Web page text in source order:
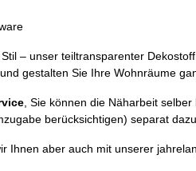
– unser teiltransparenter
gestalten Sie Ihre Wohnräume
, Sie können die Näharbeit
berücksichtigen) separat
Ihnen aber auch mit unserer